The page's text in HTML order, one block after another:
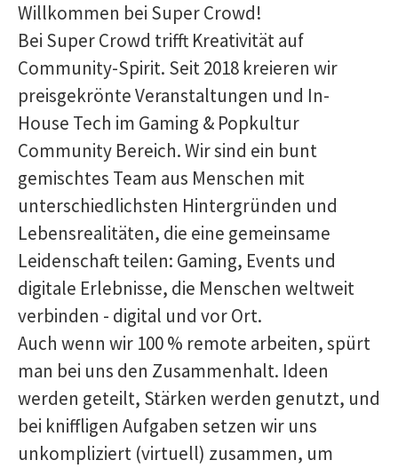
Willkommen bei Super Crowd!
Bei Super Crowd trifft Kreativität auf
Community-Spirit. Seit 2018 kreieren wir
preisgekrönte Veranstaltungen und In-
House Tech im Gaming & Popkultur
Community Bereich. Wir sind ein bunt
gemischtes Team aus Menschen mit
unterschiedlichsten Hintergründen und
Lebensrealitäten, die eine gemeinsame
Leidenschaft teilen: Gaming, Events und
digitale Erlebnisse, die Menschen weltweit
verbinden - digital und vor Ort.
Auch wenn wir 100 % remote arbeiten, spürt
man bei uns den Zusammenhalt. Ideen
werden geteilt, Stärken werden genutzt, und
bei kniffligen Aufgaben setzen wir uns
unkompliziert (virtuell) zusammen, um